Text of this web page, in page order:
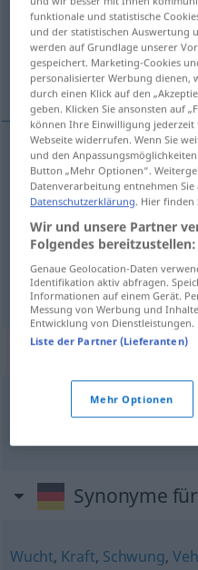
Übersicht aller
(Für mehr Details die
暴力, 暴行, 权力
暴力[bàolì] Gewalt
Gewalt
[quánlì]
Beispielsätze
umschlagen
Synonyme
Wucht, Kraft, Schwung,
funktionale und statistische
und der statistischen Auswertung
werden auf Grundlage unserer
gespeichert. Marketing-Cookies
personalisierter Werbung dienen,
durch einen Klick auf den
geben. Klicken Sie ansonsten auf
können Ihre Einwilligung
Webseite widerrufen. Wenn Sie
und den
Button „Mehr Optionen“.
Datenverarbeitung entnehmen
Datenschutzerklärung. Hier finden
Wir und unsere Partner
Folgendes bereitzustellen:
Genaue Geolocation-Daten
Identifikation aktiv abfragen.
Informationen auf einem Gerät.
Messung von Werbung und
Entwicklung von Dienstleistungen.
Liste der Partner (Lieferanten)
Mehr Optionen